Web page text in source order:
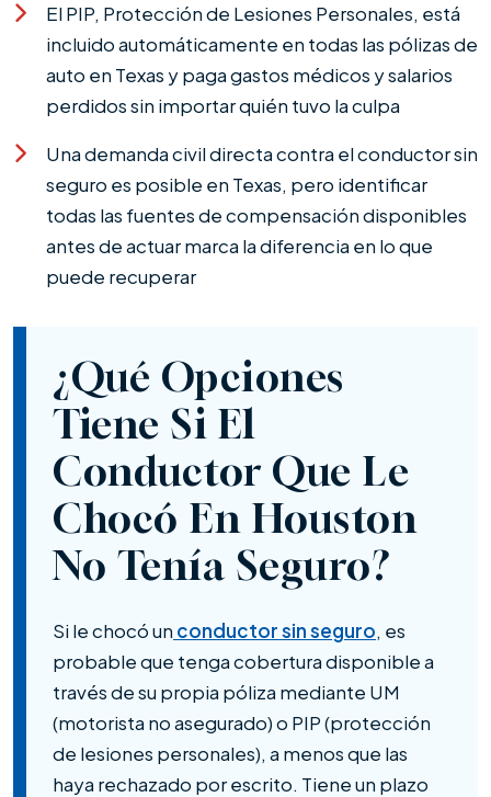
El PIP, Protección de Lesiones Personales, está
incluido automáticamente en todas las pólizas de
auto en Texas y paga gastos médicos y salarios
perdidos sin importar quién tuvo la culpa
Una demanda civil directa contra el conductor sin
seguro es posible en Texas, pero identificar
todas las fuentes de compensación disponibles
antes de actuar marca la diferencia en lo que
puede recuperar
¿Qué Opciones
Tiene Si El
Conductor Que Le
Chocó En Houston
No Tenía Seguro?
Si le chocó un conductor sin seguro, es
probable que tenga cobertura disponible a
través de su propia póliza mediante UM
(motorista no asegurado) o PIP (protección
de lesiones personales), a menos que las
haya rechazado por escrito. Tiene un plazo